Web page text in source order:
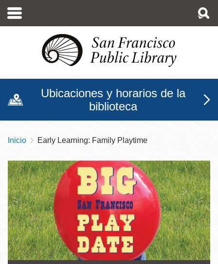
contenido
Ubicaciones y horarios de la
biblioteca
Sobrescribir
enlaces
de
ayuda
a
la
navegación
Inicio Early Learning: Family Playtime